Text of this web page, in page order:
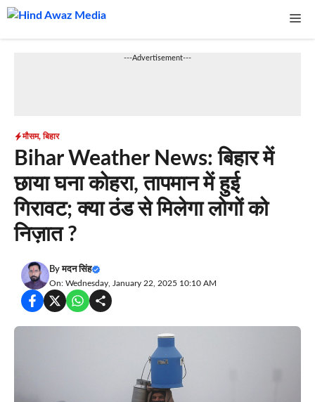
Skip
to
---Advertisement---
मौसम,बिहार
Bihar Weather News: बिहार में
छाया घना कोहरा, तापमान में हुई
गिरावट; क्या ठंड से मिलेगा लोगों को
निज़ात ?
Byमदन सिंह
On: Wednesday, January 22, 2025 10:10 AM